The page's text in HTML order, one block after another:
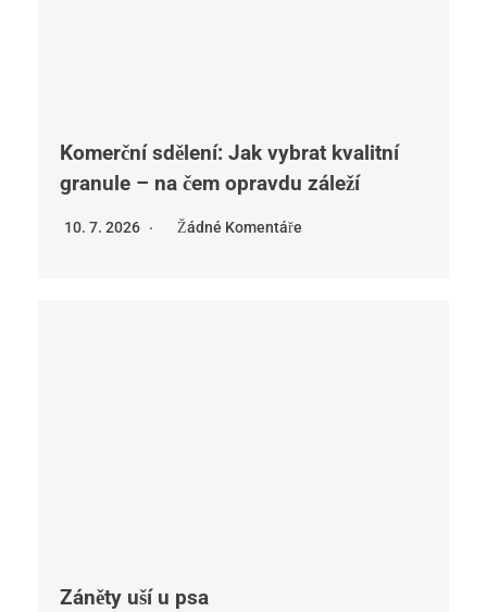
Komerční sdělení: Jak vybrat kvalitní
granule – na čem opravdu záleží
10. 7. 2026 Žádné Komentáře
Záněty uší u psa